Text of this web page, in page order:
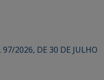
2026, DE 30 DE JULHO